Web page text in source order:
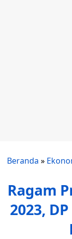
Beranda »
Ragam
2023,